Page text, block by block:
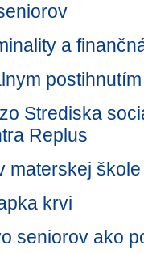
a
Strediska
Replus
materskej
krvi
seniorov ako